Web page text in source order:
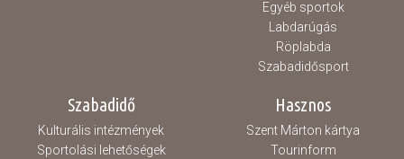
Egyéb sportok
Labdarúgás
Röplabda
Szabadidősport
Szabadidő
Kulturális intézmények
Sportolási lehetőségek
Hasznos
Szent Márton kártya
Tourinform